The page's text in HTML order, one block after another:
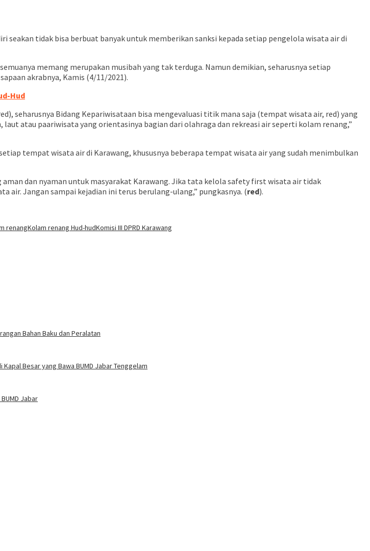
seakan tidak bisa berbuat banyak untuk memberikan sanksi kepada setiap pengelola wisata air di
memang merupakan musibah yang tak terduga. Namun demikian, seharusnya setiap
akrabnya, Kamis (4/11/2021).
Hud
seharusnya Bidang Kepariwisataan bisa mengevaluasi titik mana saja (tempat wisata air, red) yang
atau paariwisata yang orientasinya bagian dari olahraga dan rekreasi air seperti kolam renang,”
tempat wisata air di Karawang, khususnya beberapa tempat wisata air yang sudah menimbulkan
dan nyaman untuk masyarakat Karawang. Jika tata kelola safety first wisata air tidak
air. Jangan sampai kejadian ini terus berulang-ulang,” pungkasnya. (red).
renangKolam renang Hud-hudKomisi III DPRD Karawang
Bahan Baku dan Peralatan
Besar yang Bawa BUMD Jabar Tenggelam
Jabar